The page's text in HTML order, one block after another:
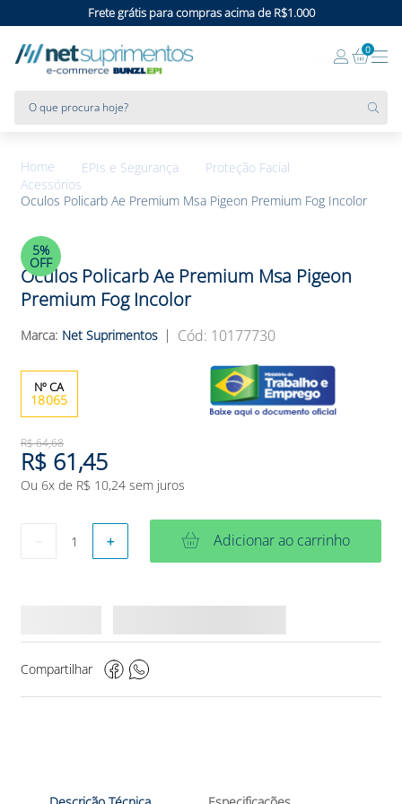
Frete grátis para compras acima de R$1.000
0
EPIs e Segurança
Proteção Facial
Acessórios
Oculos Policarb Ae Premium Msa Pigeon Premium Fog Incolor
5%
OFF
Oculos Policarb Ae Premium Msa Pigeon
Premium Fog Incolor
Net Suprimentos : 10177730
18065
R$64,68
R$ 61,45
Ou 6x de R$ 10,24 sem juros
＋ Adicionar ao carrinho
Compartilhar